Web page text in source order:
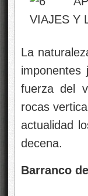
La
fuerza del
rocas
actualidad
decena.
Barranco